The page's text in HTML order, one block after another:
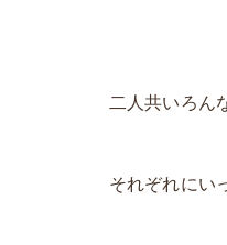
二人共いろん
それぞれにい